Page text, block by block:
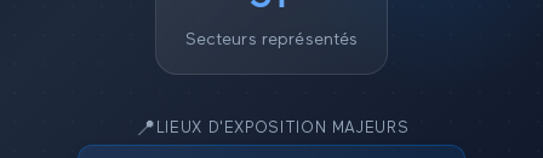
Secteurs représentés
📍 LIEUX D'EXPOSITION MAJEURS